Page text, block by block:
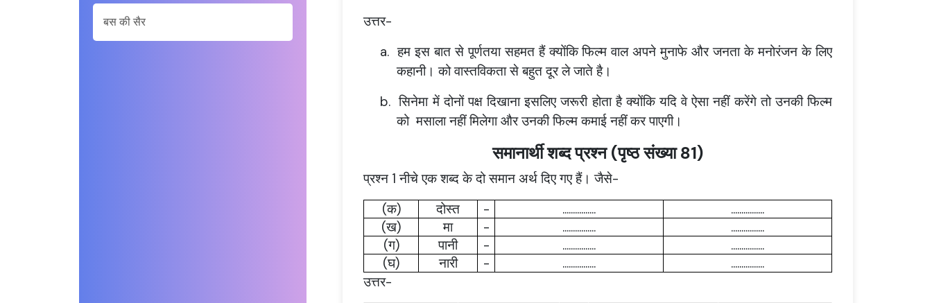
बस की सैर
उत्तर-
a. हम इस बात से पूर्णतया सहमत हैं क्योंकि फिल्म वाल अपने मुनाफे और जनता के मनोरंजन के लिए
कहानी। को वास्तविकता से बहुत दूर ले जाते है।
b. सिनेमा में दोनों पक्ष दिखाना इसलिए जरूरी होता है क्योंकि यदि वे ऐसा नहीं करेंगे तो उनकी फिल्म
को मसाला नहीं मिलेगा और उनकी फिल्म कमाई नहीं कर पाएगी।
समानार्थी शब्द प्रश्न (पृष्ठ संख्या 81)
प्रश्न 1 नीचे एक शब्द के दो समान अर्थ दिए गए हैं। जैसे-
(क) दोस्त - ................
................
(ख) मा - ................
................
(ग) पानी - ................
................
(घ) नारी - ................
................
उत्तर-